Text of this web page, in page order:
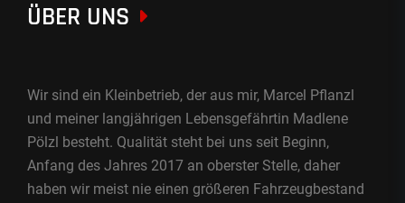
ÜBER UNS
Wir sind ein Kleinbetrieb, der aus mir, Marcel Pflanzl
und meiner langjährigen Lebensgefährtin Madlene
Pölzl besteht. Qualität steht bei uns seit Beginn,
Anfang des Jahres 2017 an oberster Stelle, daher
haben wir meist nie einen größeren Fahrzeugbestand